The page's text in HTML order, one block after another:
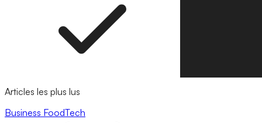
Articles les plus lus
Business FoodTech